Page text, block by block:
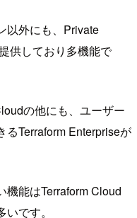
以外にも、Private
供しており多機能で
の他にも、ユーザー
Terraform Enterpriseが
機能はTerraform Cloud
です。